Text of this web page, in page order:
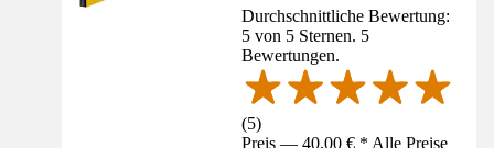
Durchschnittliche Bewertung:
5 von 5 Sternen. 5
Bewertungen.
(5)
Preis — 40,00 € * Alle Preise